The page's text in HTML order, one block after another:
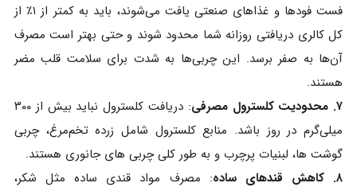
فست‌ فودها و غذاهای صنعتی یافت می‌شوند، باید به کمتر از ۱٪ از
کل کالری دریافتی روزانه شما محدود شوند و حتی بهتر است مصرف
آن‌ها به صفر برسد. این چربی‌ها به شدت برای سلامت قلب مضر
هستند.
۷. محدودیت کلسترول مصرفی
: دریافت کلسترول نباید بیش از ۳۰۰
میلی‌گرم در روز باشد. منابع کلسترول شامل زرده تخم‌مرغ، چربی
گوشت ها، لبنیات پرچرب و به طور کلی چربی های جانوری هستند.
۸. کاهش قندهای ساده
: مصرف مواد قندی ساده مثل شکر،